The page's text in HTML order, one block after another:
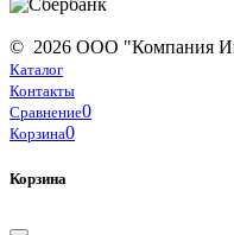
© 2026 ООО "Компания
Каталог
Контакты
Сравнение0
Корзина0
Корзина